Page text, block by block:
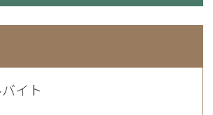
イト